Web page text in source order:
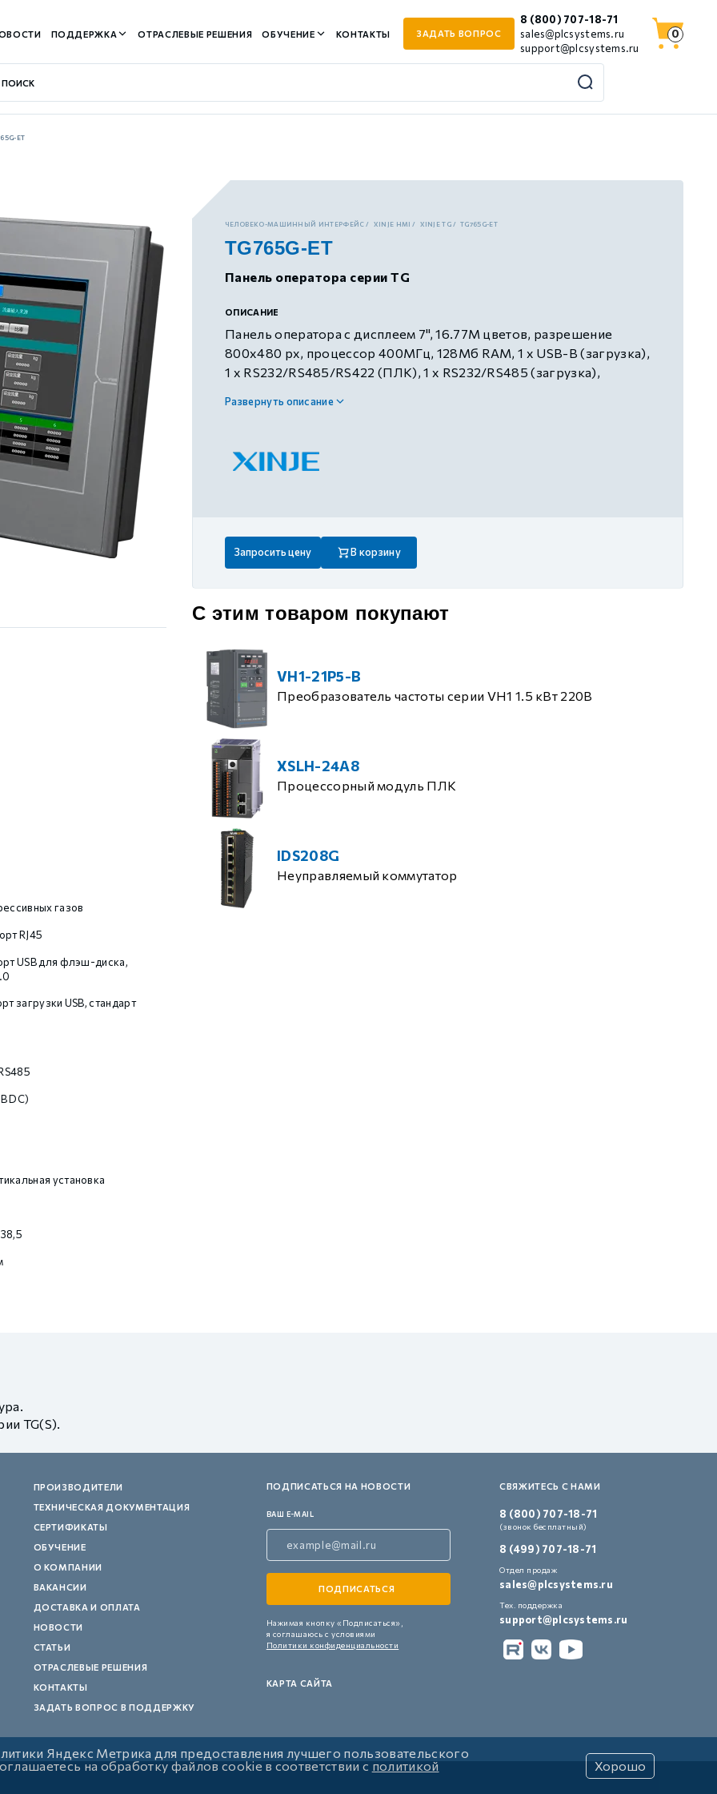
ПОДДЕРЖКА ОТРАСЛЕВЫЕ РЕШЕНИЯ ОБУЧЕНИЕ КОНТАКТЫ ЗАДАТЬ ВОПРОС
8 (800) 707-18-71
sales@plcsystems.ru
support@plcsystems.ru
0
ET
ЧЕЛОВЕКО-МАШИННЫЙ ИНТЕРФЕЙС XINJE HMI XINJE TG TG765G-ET
TG765G-ET
Панель оператора серии TG
ОПИСАНИЕ
Панель оператора с дисплеем 7", 16.77М цветов, разрешение
800x480 px, процессор 400МГц, 128Мб RAM, 1 х USB-B (загрузка),
1 х RS232/RS485/RS422 (ПЛК), 1 x RS232/RS485 (загрузка),
максимальная скорость передачи данных - 115200), 1 х USB-A
USB-диска), 1 х Ethernet (Modbus TCP), питание 24В DC, возможна
вертикальная установка
Развернуть описание
Запросить цену В корзину
газов
RJ45
USB для флэш-диска,
загрузки USB, стандарт
DC)
установка
С этим товаром покупают
VH1-21P5-B
Преобразователь частоты серии VH1 1.5 кВт 220В
XSLH-24A8
Процессорный модуль ПЛК
IDS208G
Неуправляемый коммутатор
TG(S).
ПРОИЗВОДИТЕЛИ
ТЕХНИЧЕСКАЯ ДОКУМЕНТАЦИЯ
СЕРТИФИКАТЫ
ОБУЧЕНИЕ
О КОМПАНИИ
ВАКАНСИИ
ДОСТАВКА И ОПЛАТА
НОВОСТИ
СТАТЬИ
ОТРАСЛЕВЫЕ РЕШЕНИЯ
КОНТАКТЫ
ЗАДАТЬ ВОПРОС В ПОДДЕРЖКУ
ПОДПИСАТЬСЯ НА НОВОСТИ
ВАШ E-MAIL
Нажимая кнопку «Подписаться»,
я соглашаюсь с условиями
Политики конфиденциальности
КАРТА САЙТА
СВЯЖИТЕСЬ С НАМИ
8 (800) 707-18-71
(звонок бесплатный)
8 (499) 707-18-71
Отдел продаж
sales@plcsystems.ru
Тех. поддержка
support@plcsystems.ru
контуром)
с разомкнутым контуром)
контуром)
Яндекс Метрика для предоставления лучшего пользовательского
на обработку файлов cookie в соответствии с политикой
Хорошо